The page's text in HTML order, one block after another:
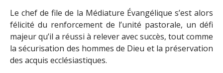
Le chef de file de la Médiature Évangélique s’est alors
félicité du renforcement de l’unité pastorale, un défi
majeur qu’il a réussi à relever avec succès, tout comme
la sécurisation des hommes de Dieu et la préservation
des acquis ecclésiastiques.